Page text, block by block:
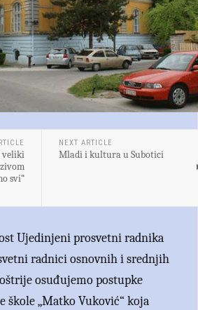
veliki
svi“
NEXT ARTICLE
Mladi i kultura u Subotici
Ujedinjeni prosvetni radnika
radnici osnovnih i srednjih
osuđujemo postupke
škole „Matko Vuković“ koja